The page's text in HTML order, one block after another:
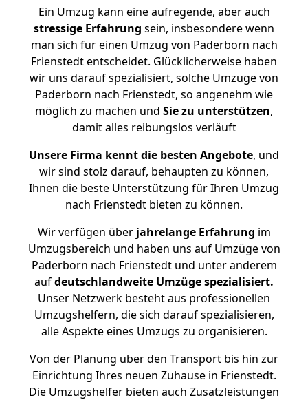
Ein Umzug kann eine aufregende, aber auch
stressige Erfahrung sein, insbesondere wenn
man sich für einen Umzug von Paderborn nach
Frienstedt entscheidet. Glücklicherweise haben
wir uns darauf spezialisiert, solche Umzüge von
Paderborn nach Frienstedt, so angenehm wie
möglich zu machen und Sie zu unterstützen,
damit alles reibungslos verläuft
Unsere Firma kennt die besten Angebote, und
wir sind stolz darauf, behaupten zu können,
Ihnen die beste Unterstützung für Ihren Umzug
nach Frienstedt bieten zu können.
Wir verfügen überjahrelange Erfahrung im
Umzugsbereich und haben uns auf Umzüge von
Paderborn nach Frienstedt und unter anderem
aufdeutschlandweite Umzüge spezialisiert.
Unser Netzwerk besteht aus professionellen
Umzugshelfern, die sich darauf spezialisieren,
alle Aspekte eines Umzugs zu organisieren.
Von der Planung über den Transport bis hin zur
Einrichtung Ihres neuen Zuhause in Frienstedt.
Die Umzugshelfer bieten auch Zusatzleistungen